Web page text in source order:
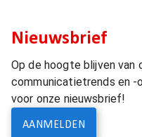
Nieuwsbrief
Op de hoogte blijven van
communicatietrends en -
voor onze nieuwsbrief!
AANMELDEN